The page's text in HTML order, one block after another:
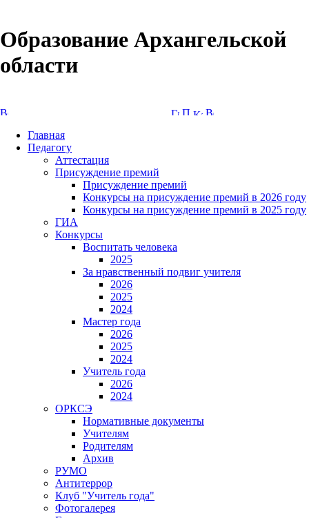
Образование Архангельской
области
Главная
Педагогу
Аттестация
Присуждение премий
Присуждение премий
Конкурсы на присуждение премий в 2026 году
Конкурсы на присуждение премий в 2025 году
ГИА
Конкурсы
Воспитать человека
2025
За нравственный подвиг учителя
2026
2025
2024
Мастер года
2026
2025
2024
Учитель года
2026
2024
ОРКСЭ
Нормативные документы
Учителям
Родителям
Архив
РУМО
Антитеррор
Клуб "Учитель года"
Фотогалерея